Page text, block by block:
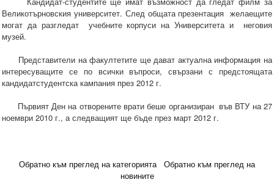
Великотърновския университет. След общата презентация желаещите
могат да разгледат учебните корпуси на Университета и неговия
музей.
Представители на факултетите ще дават актуална информация на
интересуващите се по всички въпроси, свързани с предстоящата
кандидатстудентска кампания през 2012 г.
Първият Ден на отворените врати беше организиран във ВТУ на 27
ноември 2010 г., а следващият ще бъде през март 2012 г.
Обратно към преглед на категорията
Обратно към преглед на
новините